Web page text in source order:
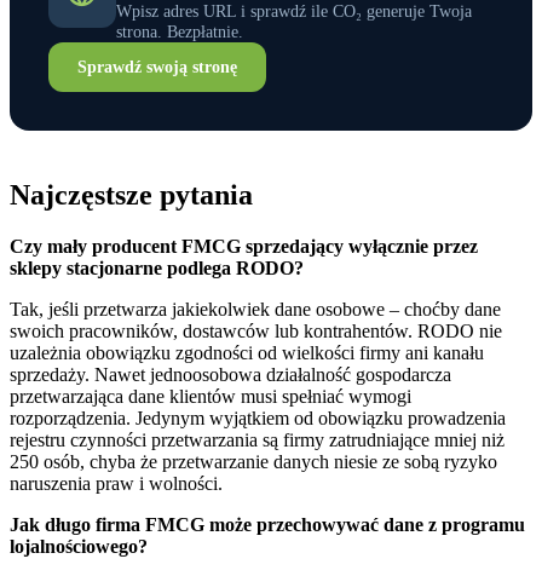
Wpisz adres URL i sprawdź ile CO₂ generuje Twoja
strona. Bezpłatnie.
Sprawdź swoją stronę
Najczęstsze pytania
Czy mały producent FMCG sprzedający wyłącznie przez
sklepy stacjonarne podlega RODO?
Tak, jeśli przetwarza jakiekolwiek dane osobowe – choćby dane
swoich pracowników, dostawców lub kontrahentów. RODO nie
uzależnia obowiązku zgodności od wielkości firmy ani kanału
sprzedaży. Nawet jednoosobowa działalność gospodarcza
przetwarzająca dane klientów musi spełniać wymogi
rozporządzenia. Jedynym wyjątkiem od obowiązku prowadzenia
rejestru czynności przetwarzania są firmy zatrudniające mniej niż
250 osób, chyba że przetwarzanie danych niesie ze sobą ryzyko
naruszenia praw i wolności.
Jak długo firma FMCG może przechowywać dane z programu
lojalnościowego?